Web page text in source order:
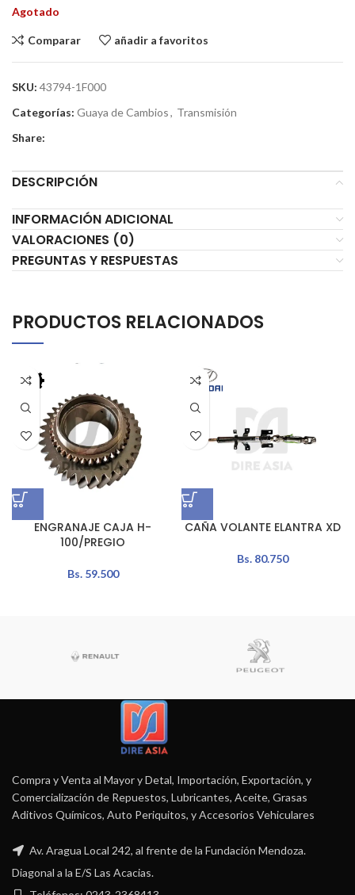
Agotado
Comparar añadir a favoritos
SKU: 43794-1F000
Categorías: Guaya de Cambios, Transmisión
Share:
DESCRIPCIÓN
INFORMACIÓN ADICIONAL
VALORACIONES (0)
PREGUNTAS Y RESPUESTAS
PRODUCTOS RELACIONADOS
ENGRANAJE CAJA H-
100/PREGIO
Bs.59.500
CAÑA VOLANTE ELANTRA XD
Bs.80.750
Compra y Venta al Mayor y Detal, Importación, Exportación, y
Comercialización de Repuestos, Lubricantes, Aceite, Grasas
Aditivos Químicos, Auto Periquitos, y Accesorios Vehiculares
Av. Aragua Local 242, al frente de la Fundación Mendoza.
Diagonal a la E/S Las Acacias.